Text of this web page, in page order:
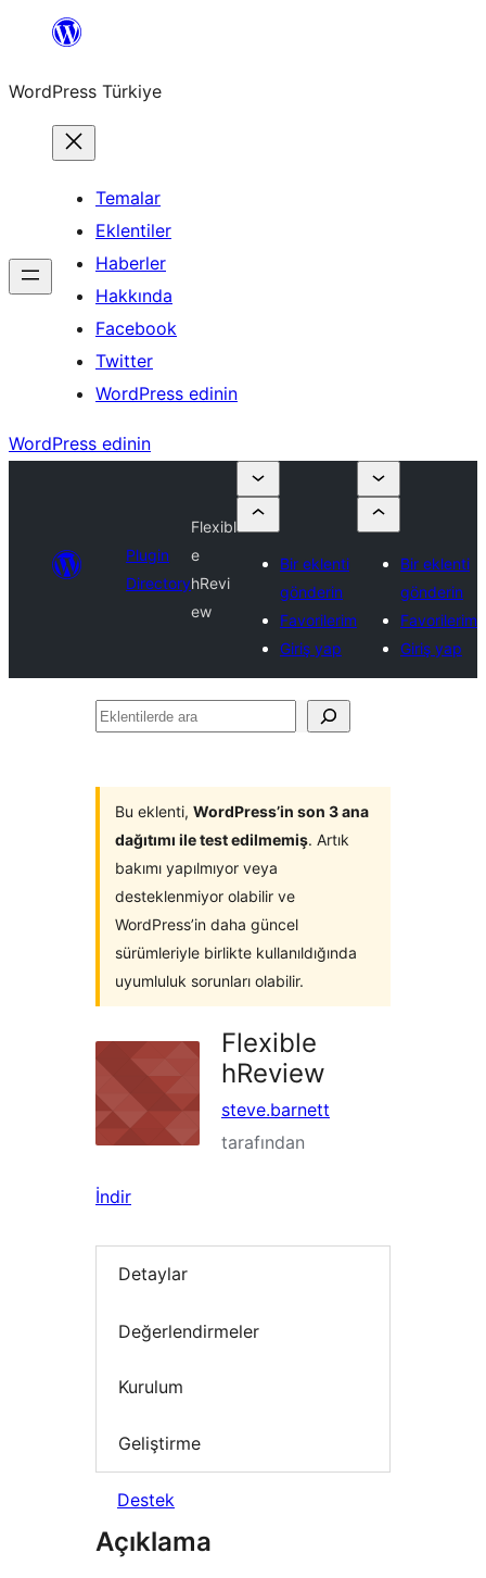
İçeriğe
WordPress Türkiye
Temalar
Eklentiler
Haberler
Hakkında
Facebook
Twitter
WordPress edinin
WordPress edinin
Plugin
Directory
Flexibl
e
hRevi
ew
Bir eklenti
gönderin
Favorilerim
Giriş yap
Bir eklenti
gönderin
Favorilerim
Giriş yap
Eklentilerde
Bu eklenti, WordPress’in son 3 ana
dağıtımı ile test edilmemiş. Artık
bakımı yapılmıyor veya
desteklenmiyor olabilir ve
WordPress’in daha güncel
sürümleriyle birlikte kullanıldığında
uyumluluk sorunları olabilir.
Flexible
hReview
steve.barnett
tarafından
İndir
Detaylar
Değerlendirmeler
Kurulum
Geliştirme
Destek
Açıklama